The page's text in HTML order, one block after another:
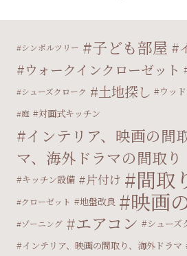
シンボルツリー 子ども部屋
ウォークインクローゼット
シューズクローク 土地探し ウッ
庭 対面式キッチン
インテリア、映画の間
マ、海外ドラマの間取り
キッチン設備 片付け 間取
クローゼット 地盤改良 映画
ゾーニング エアコン
シューズ
インテリア、映画の間取り、海外ドラマ